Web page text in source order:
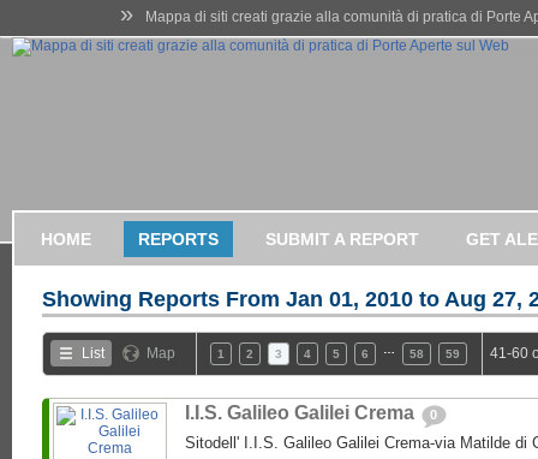
» Mappa di siti creati grazie alla comunità di pratica di Porte
HOME REPORTS SUBMIT A REPORT GET
Showing Reports From Jan 01, 2010 to Aug 27,
List Map 1 2 3 4 5 6 58 59 41-60
I.I.S. Galileo Galilei Crema 0
Sitodell' I.I.S. Galileo Galilei Crema-via Matilde di